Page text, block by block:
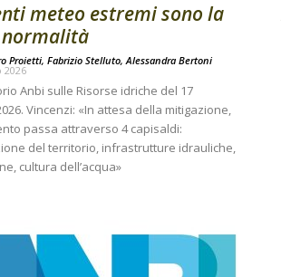
meteo estremi sono la
Proietti, Fabrizio Stelluto, Alessandra Bertoni
2026
Anbi sulle Risorse idriche del 17
Vincenzi: «In attesa della mitigazione,
passa attraverso 4 capisaldi:
del territorio, infrastrutture idrauliche,
cultura dell’acqua»